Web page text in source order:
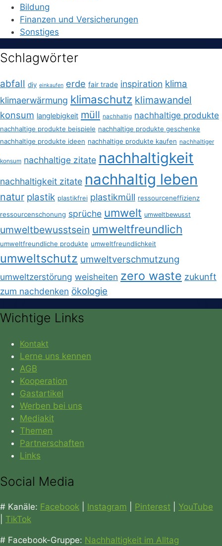
Bildung
Finanzen und Versicherungen
Sonstiges
Schlagwörter
abfall diy einkaufen erde fair trade inspiration klima
klimaerwärmung klimaschutz klimawandel
konsum langlebigkeit müll nachhaltig nachhaltige produkte
nachhaltige produkte beispiele nachhaltige produkte geschenke
nachhaltige produkte ideen nachhaltige produkte kaufen nachhaltiger
konsum nachhaltige zitate nachhaltigkeit
nachhaltigkeit zitate nachhaltig leben
natur plastik plastikfrei plastikmüll ressourceneffizienz
ressourcenschonung sprüche umwelt umweltbewusst
umweltbewusstsein umweltfreundlich
umweltfreundliche produkte umweltfreundlichkeit
umweltschutz umweltverschmutzung
umweltzerstörung weisheiten zero waste zukunft
zum nachdenken ökologie
Wichtige Links
Kontakt
Lerne uns kennen
AGB
Kooperation
Gastartikel
Werben bei uns
Mediakit
Themen
Partnerschaften
Links
Social Media
# Kanäle: Facebook Instagram Pinterest
YouTube
TikTok
# Facebook-Gruppe: Nachhaltigkeit im Alltag